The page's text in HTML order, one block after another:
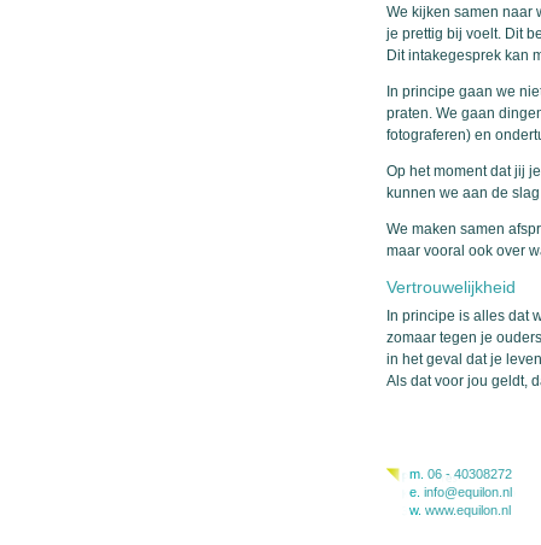
We kijken samen naar
je prettig bij voelt. Dit
Dit intakegesprek kan
In principe gaan we
praten. We gaan
fotograferen) en
Op het moment dat jij
kunnen we aan de
We maken samen
maar vooral ook over
Vertrouwelijkheid
In principe is alles dat
zomaar tegen je
in het geval dat je
Als dat voor jou geldt,
m. 06 - 40308272
e. info@equilon.nl
w. www.equilon.nl